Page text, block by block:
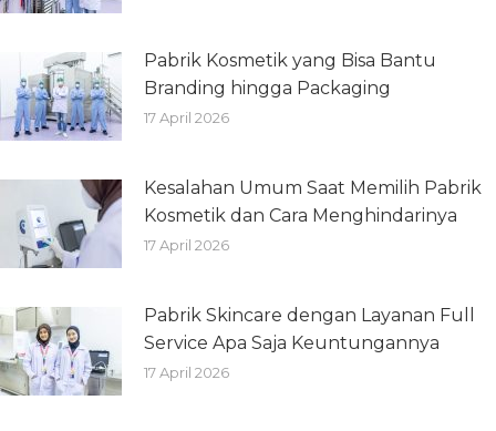
Pabrik Kosmetik yang Bisa Bantu
Branding hingga Packaging
17 April 2026
Kesalahan Umum Saat Memilih Pabrik
Kosmetik dan Cara Menghindarinya
17 April 2026
Pabrik Skincare dengan Layanan Full
Service Apa Saja Keuntungannya
17 April 2026